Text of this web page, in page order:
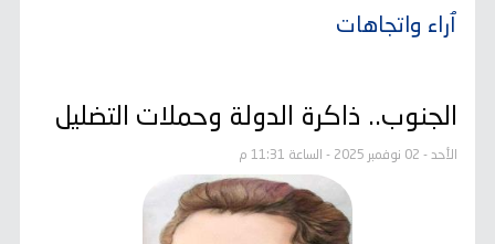
ٱراء واتجاهات
الجنوب.. ذاكرة الدولة وحملات التضليل
الأحد - 02 نوفمبر 2025 - الساعة 11:31 م